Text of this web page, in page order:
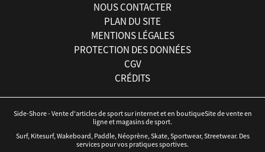
NOUS CONTACTER
PLAN DU SITE
MENTIONS LÉGALES
PROTECTION DES DONNÉES
CGV
CRÉDITS
Side-Shore - Vente d'articles de sport sur internet et en boutiqueSite de vente en
ligne et magasins de sport.
Surf, Kitesurf, Wakeboard, Paddle, Néoprène, Skate, Sportwear, Streetwear. Des
services pour vos pratiques sportives.